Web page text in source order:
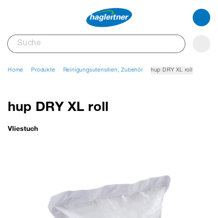
Home Produkte Reinigungsutensilien, Zubehör hup DRY XL roll
hup DRY XL roll
Vliestuch